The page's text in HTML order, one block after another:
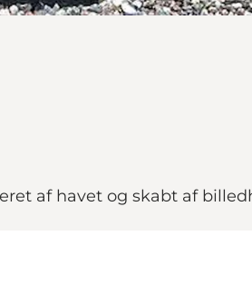
af havet og skabt af